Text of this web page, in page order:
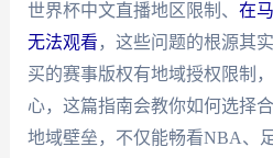
世界杯中文直播地区限制、 在
无法观看 ，这些问题的根源其
买的赛事版权有地域授权限制
心，这篇指南会教你如何选择
地域壁垒，不仅能畅看NBA、